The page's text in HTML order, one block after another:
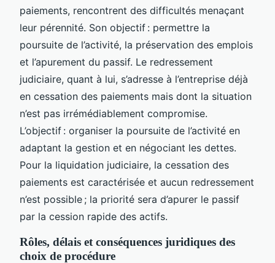
paiements, rencontrent des difficultés menaçant
leur pérennité. Son objectif : permettre la
poursuite de l’activité, la préservation des emplois
et l’apurement du passif. Le redressement
judiciaire, quant à lui, s’adresse à l’entreprise déjà
en cessation des paiements mais dont la situation
n’est pas irrémédiablement compromise.
L’objectif : organiser la poursuite de l’activité en
adaptant la gestion et en négociant les dettes.
Pour la liquidation judiciaire, la cessation des
paiements est caractérisée et aucun redressement
n’est possible ; la priorité sera d’apurer le passif
par la cession rapide des actifs.
Rôles, délais et conséquences juridiques des
choix de procédure